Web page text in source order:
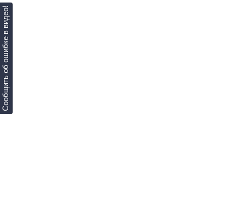
Сообщить об ошибке в видео!